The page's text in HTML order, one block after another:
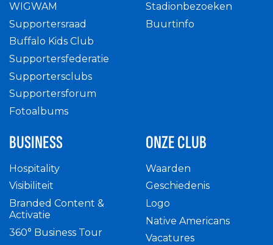
WIGWAM
Supportersraad
Buffalo Kids Club
Supportersfederatie
Supportersclubs
Supportersforum
Fotoalbums
Stadionbezoeken
Buurtinfo
BUSINESS
Hospitality
Visibiliteit
Branded Content &
Activatie
360° Business Tour
ONZE CLUB
Waarden
Geschiedenis
Logo
Native Americans
Vacatures